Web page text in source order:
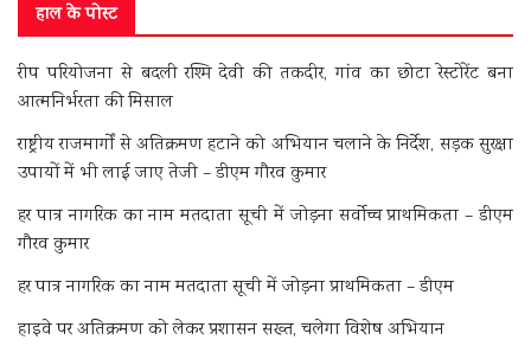
हाल के पोस्ट
रीप परियोजना से बदली रश्मि देवी की तकदीर, गांव का छोटा रेस्टोरेंट बना
आत्मनिर्भरता की मिसाल
राष्ट्रीय राजमार्गों से अतिक्रमण हटाने को अभियान चलाने के निर्देश, सड़क सुरक्षा
उपायों में भी लाई जाए तेजी – डीएम गौरव कुमार
हर पात्र नागरिक का नाम मतदाता सूची में जोड़ना सर्वोच्च प्राथमिकता – डीएम
गौरव कुमार
हर पात्र नागरिक का नाम मतदाता सूची में जोड़ना प्राथमिकता – डीएम
हाइवे पर अतिक्रमण को लेकर प्रशासन सख्त, चलेगा विशेष अभियान